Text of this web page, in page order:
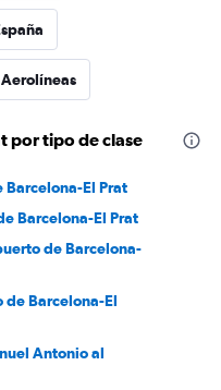
Aerolíneas
por tipo de clase
Barcelona-El Prat
Barcelona-El Prat
de Barcelona-
de Barcelona-El
Antonio al